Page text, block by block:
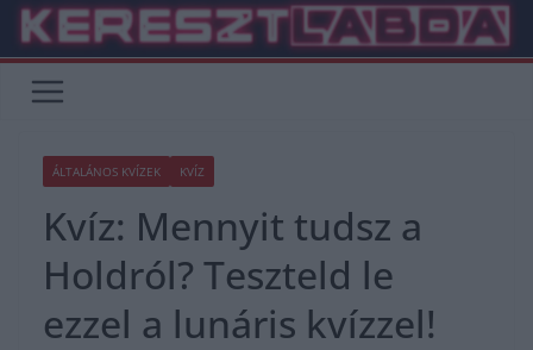
Skip
content
ÁLTALÁNOS KVÍZEK KVÍZ
Kvíz: Mennyit tudsz a
Holdról? Teszteld le
ezzel a lunáris kvízzel!